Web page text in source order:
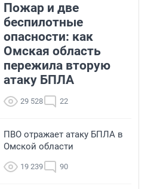
Пожар и две
беспилотные
опасности: как
Омская область
пережила вторую
атаку БПЛА
29 528 22
ПВО отражает атаку БПЛА в
Омской области
19 239 90